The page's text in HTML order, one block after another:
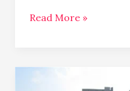
Read More »